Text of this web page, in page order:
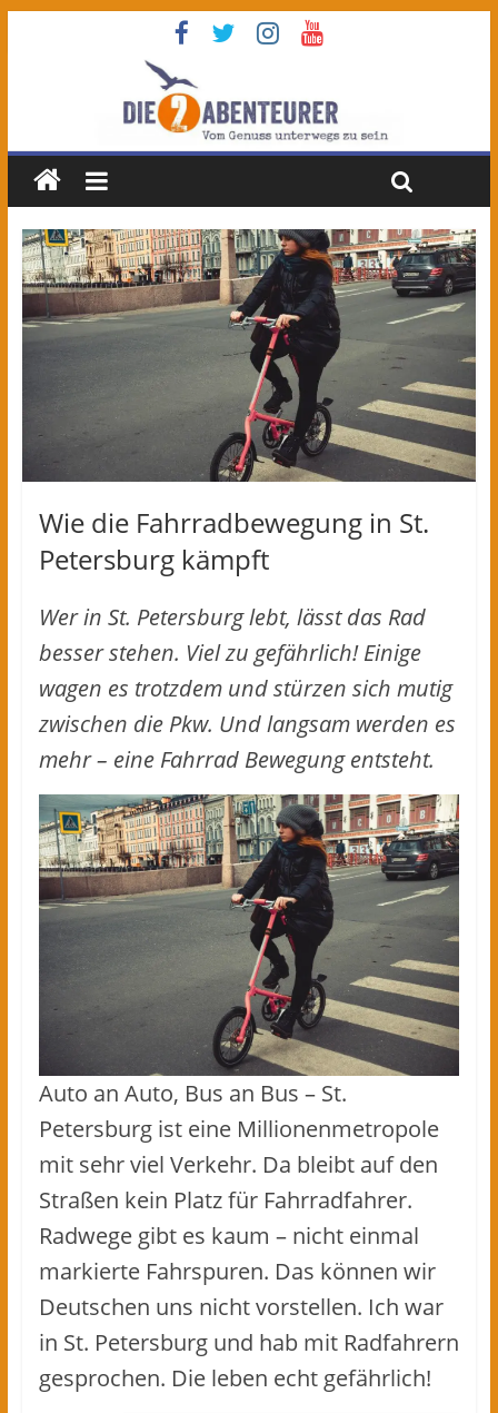
Wie die Fahrradbewegung in St.
Petersburg kämpft
Wer in St. Petersburg lebt, lässt das Rad
besser stehen. Viel zu gefährlich! Einige
wagen es trotzdem und stürzen sich mutig
zwischen die Pkw. Und langsam werden es
mehr – eine Fahrrad Bewegung entsteht.
Auto an Auto, Bus an Bus – St.
Petersburg ist eine Millionenmetropole
mit sehr viel Verkehr. Da bleibt auf den
Straßen kein Platz für Fahrradfahrer.
Radwege gibt es kaum – nicht einmal
markierte Fahrspuren. Das können wir
Deutschen uns nicht vorstellen. Ich war
in St. Petersburg und hab mit Radfahrern
gesprochen. Die leben echt gefährlich!